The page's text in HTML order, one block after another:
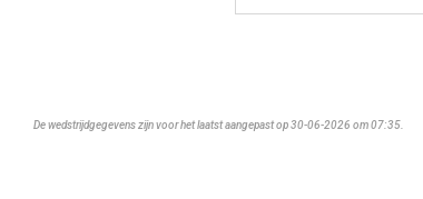
De wedstrijdgegevens zijn voor het laatst aangepast op 30-06-2026 om 07:35.